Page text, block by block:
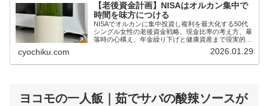
【老後資金計画】NISAはオルカン集中で
時間を味方につける
NISAでオルカンに集中投資し複利を最大化する50代
シングル女性の老後資金戦略。現金比率の考え方、暴
落時の心構え、年金繰り下げと健康資産まで現実的に
cyochiku.com 2026.01.29
ヨコモの一人飯｜茹でサバの酸辣ソースが